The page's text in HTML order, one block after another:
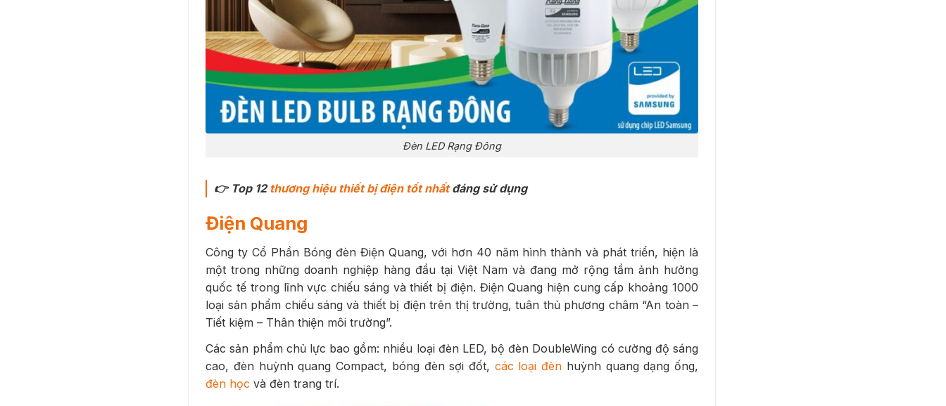
Đèn LED Rạng Đông
👉 Top 12thương hiệu thiết bị điện tốt nhấtđáng sử dụng
Điện Quang
Công ty Cổ Phần Bóng đèn Điện Quang, với hơn 40 năm hình thành và phát triển, hiện là
một trong những doanh nghiệp hàng đầu tại Việt Nam và đang mở rộng tầm ảnh hưởng
quốc tế trong lĩnh vực chiếu sáng và thiết bị điện. Điện Quang hiện cung cấp khoảng 1000
loại sản phẩm chiếu sáng và thiết bị điện trên thị trường, tuân thủ phương châm “An toàn –
Tiết kiệm – Thân thiện môi trường”.
Các sản phẩm chủ lực bao gồm: nhiều loại đèn LED, bộ đèn DoubleWing có cường độ sáng
cao, đèn huỳnh quang Compact, bóng đèn sợi đốt, các loại đèn huỳnh quang dạng ống,
đèn học và đèn trang trí.